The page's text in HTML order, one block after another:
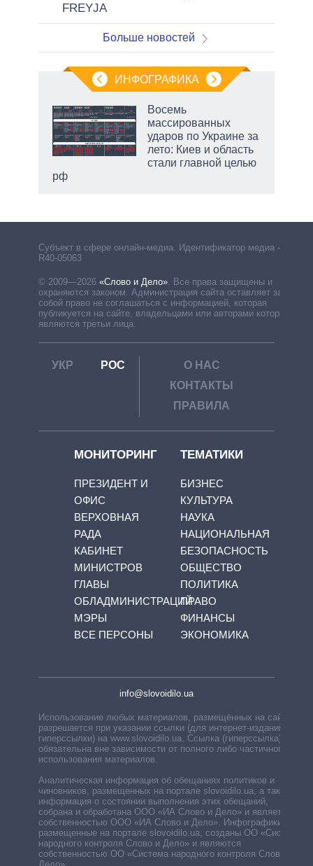
FREYJA
Больше новостей
ИНФОГРАФИКА
Восемь
массированных
ударов по Украине за
лето: Киев и область
стали главной целью
рф
Субъект в сфере онлайн-медиа. Идентификатор медиа –
R40-05063
© 2009—2026 «Слово и Дело»
Все права защищены и
охраняются законом. Администрация сайта оставляет за
собой право не соглашаться с информацией, которая
публикуется на сайте, владельцами или авторами которой
являются третьи лица.
УКР РОС
О НАС
КОНТАКТЫ
ПРАВИЛА
МОНИТОРИНГ
ПРЕЗИДЕНТ И
ОФИС
ВЕРХОВНАЯ
РАДА
КАБИНЕТ
МИНИСТРОВ
ГЛАВЫ
ОБЛАДМИНИСТРАЦИЙ
МЭРЫ
ВСЕ ПЕРСОНЫ
ТЕМАТИКИ
БИЗНЕС
КУЛЬТУРА
НАУКА
НАЦИОНАЛЬНАЯ
БЕЗОПАСНОСТЬ
ОБЩЕСТВО
ПОЛИТИКА
ПРАВО
ФИНАНСЫ
ЭКОНОМИКА
info@slovoidilo.ua
Использование любых материалов, размещённых на сайте,
разрешается при указании ссылки (для интернет-изданий —
гиперссылки) на www.slovoidilo.ua. Ссылка (гиперссылка)
обязательна вне зависимости от полного либо частичного
использования материалов.
Аналитическая информация об обещаниях политиков и
чиновников, размещенных на портале slovoidilo.ua, а также
информация о состоянии выполнения этих обещаний,
собрана и обработана ООО «ИА Слово и Дело» и является
собственностью ООО «ИА Слово и Дело». Инфографики,
размещенные на портале slovoidilo.ua, созданы ОО «Система
народного контроля Слово и Дело» и являются
собственностью ОО «Система народного контроля Слово и